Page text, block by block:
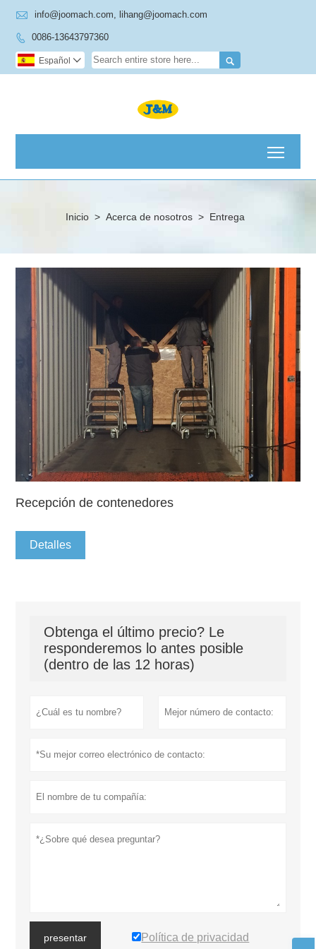
 info@joomach.com, lihang@joomach.com
 0086-13643797360

Español 
Inicio > Acerca de nosotros > Entrega
Recepción de contenedores
Detalles
Obtenga el último precio? Le
responderemos lo antes posible
(dentro de las 12 horas)
presentar Política de privacidad